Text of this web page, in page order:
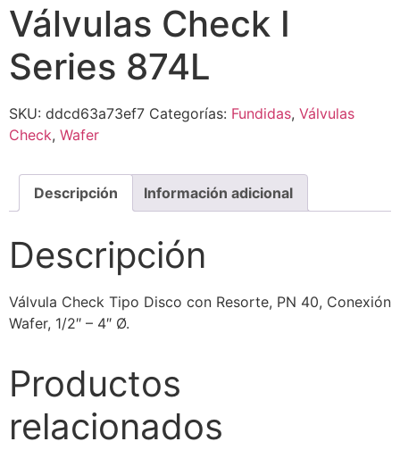
Válvulas Check I
Series 874L
SKU: ddcd63a73ef7 Categorías: Fundidas, Válvulas
Check, Wafer
Descripción Información adicional
Descripción
Válvula Check Tipo Disco con Resorte, PN 40, Conexión
Wafer, 1/2″ – 4″ Ø.
Productos
relacionados